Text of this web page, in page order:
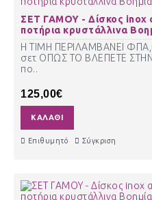
ΣΕΤ ΓΑΜΟΥ - Δίσκος inox
ποτήρια κρυστάλλινα
Η ΤΙΜΗ ΠΕΡΙΛΑΜΒΑΝΕΙ
σετ ΟΠΩΣ ΤΟ ΒΛΕΠΕΤΕ
πο..
125,00€
ΚΑΛΆΘΙ
Επιθυμητό Σύγκριση